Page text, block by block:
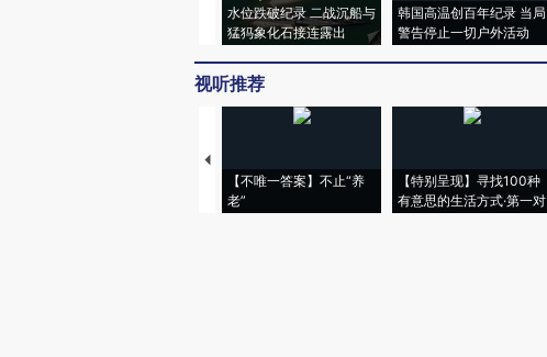
水位跌破纪录 二战沉船与
猛犸象化石接连露出
韩国高温创百年纪录 当局
警告停止一切户外活动
视听推荐
【不唯一答案】不止“养
老”
【特别呈现】寻找100种
有意思的生活方式·第一对